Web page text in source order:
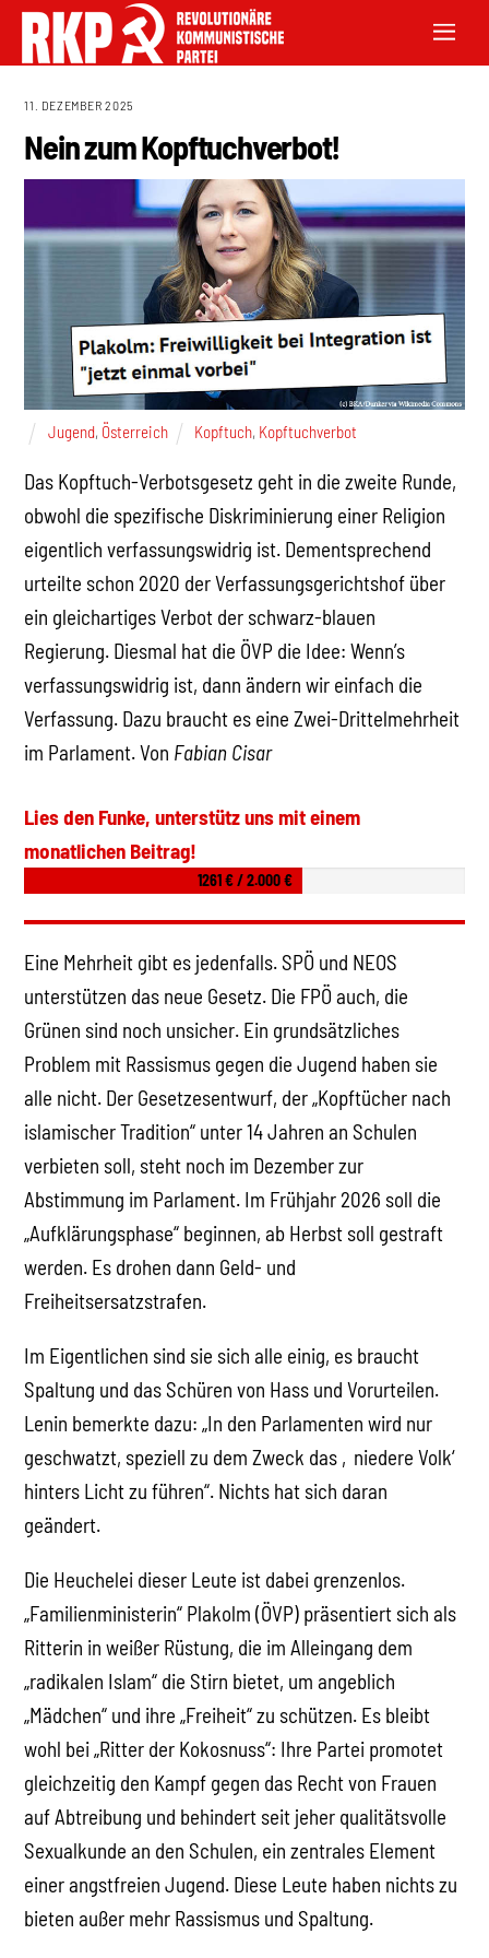
11. DEZEMBER 2025
Nein zum Kopftuchverbot!
Jugend, Österreich Kopftuch, Kopftuchverbot
Das Kopftuch-Verbotsgesetz geht in die zweite Runde,
obwohl die spezifische Diskriminierung einer Religion
eigentlich verfassungswidrig ist. Dementsprechend
urteilte schon 2020 der Verfassungsgerichtshof über
ein gleichartiges Verbot der schwarz-blauen
Regierung. Diesmal hat die ÖVP die Idee: Wenn’s
verfassungswidrig ist, dann ändern wir einfach die
Verfassung. Dazu braucht es eine Zwei-Drittelmehrheit
im Parlament. Von Fabian Cisar
Lies den Funke, unterstütz uns mit einem
monatlichen Beitrag!
1261 € / 2.000 €
Eine Mehrheit gibt es jedenfalls. SPÖ und NEOS
unterstützen das neue Gesetz. Die FPÖ auch, die
Grünen sind noch unsicher. Ein grundsätzliches
Problem mit Rassismus gegen die Jugend haben sie
alle nicht. Der Gesetzesentwurf, der „Kopftücher nach
islamischer Tradition“ unter 14 Jahren an Schulen
verbieten soll, steht noch im Dezember zur
Abstimmung im Parlament. Im Frühjahr 2026 soll die
„Aufklärungsphase“ beginnen, ab Herbst soll gestraft
werden. Es drohen dann Geld- und
Freiheitsersatzstrafen.
Im Eigentlichen sind sie sich alle einig, es braucht
Spaltung und das Schüren von Hass und Vorurteilen.
Lenin bemerkte dazu: „In den Parlamenten wird nur
geschwatzt, speziell zu dem Zweck das ‚niedere Volk‘
hinters Licht zu führen“. Nichts hat sich daran
geändert.
Die Heuchelei dieser Leute ist dabei grenzenlos.
„Familienministerin“ Plakolm (ÖVP) präsentiert sich als
Ritterin in weißer Rüstung, die im Alleingang dem
„radikalen Islam“ die Stirn bietet, um angeblich
„Mädchen“ und ihre „Freiheit“ zu schützen. Es bleibt
wohl bei „Ritter der Kokosnuss“: Ihre Partei promotet
gleichzeitig den Kampf gegen das Recht von Frauen
auf Abtreibung und behindert seit jeher qualitätsvolle
Sexualkunde an den Schulen, ein zentrales Element
einer angstfreien Jugend. Diese Leute haben nichts zu
bieten außer mehr Rassismus und Spaltung.